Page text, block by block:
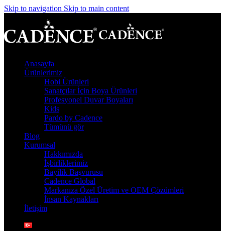
Skip to navigation Skip to main content
Anasayfa
Ürünlerimiz
Hobi Ürünleri
Sanatçılar İçin Boya Ürünleri
Profesyonel Duvar Boyaları
Kids
Pardo by Cadence
Tümünü gör
Blog
Kurumsal
Hakkımızda
İşbirliklerimiz
Bayilik Başvurusu
Cadence Global
Markanıza Özel Üretim ve OEM Çözümleri
İnsan Kaynakları
İletişim